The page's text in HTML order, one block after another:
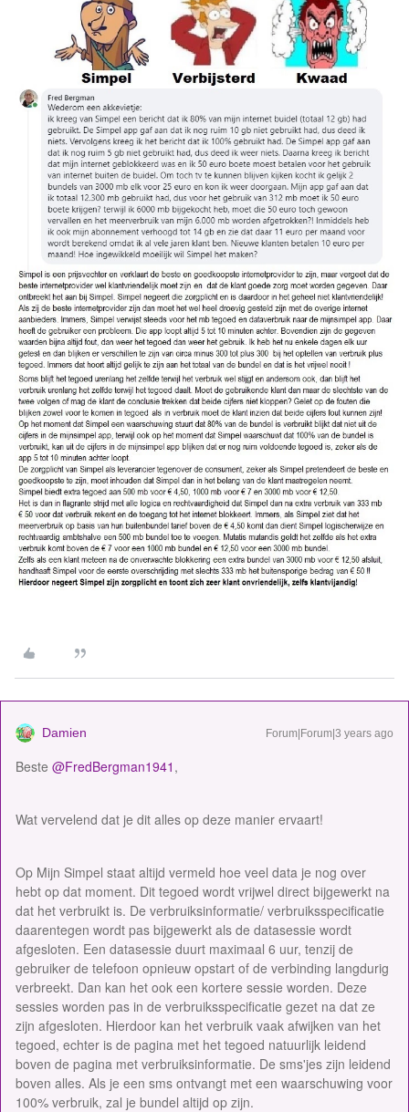
Damien Forum|Forum|3 years ago
Beste @FredBergman1941 ,
Wat vervelend dat je dit alles op deze manier ervaart!
Op Mijn Simpel staat altijd vermeld hoe veel data je nog over
hebt op dat moment. Dit tegoed wordt vrijwel direct bijgewerkt na
dat het verbruikt is. De verbruiksinformatie/ verbruiksspecificatie
daarentegen wordt pas bijgewerkt als de datasessie wordt
afgesloten. Een datasessie duurt maximaal 6 uur, tenzij de
gebruiker de telefoon opnieuw opstart of de verbinding langdurig
verbreekt. Dan kan het ook een kortere sessie worden. Deze
sessies worden pas in de verbruiksspecificatie gezet na dat ze
zijn afgesloten. Hierdoor kan het verbruik vaak afwijken van het
tegoed, echter is de pagina met het tegoed natuurlijk leidend
boven de pagina met verbruiksinformatie. De sms'jes zijn leidend
boven alles. Als je een sms ontvangt met een waarschuwing voor
100% verbruik, zal je bundel altijd op zijn.